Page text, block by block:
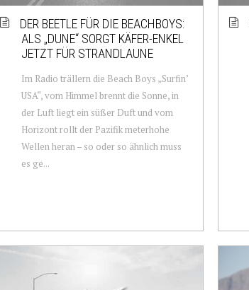
DER BEETLE FÜR DIE BEACHBOYS:
ALS „DUNE“ SORGT KÄFER-ENKEL
JETZT FÜR STRANDLAUNE
Im Radio trällern die Beach Boys „Surfin’
USA“, vom Himmel brennt die Sonne, in
der Luft liegt ein süßer Duft und vom
Horizont rollt der Pazifik meterhohe
Wellen heran – so oder so ähnlich muss
es ge...